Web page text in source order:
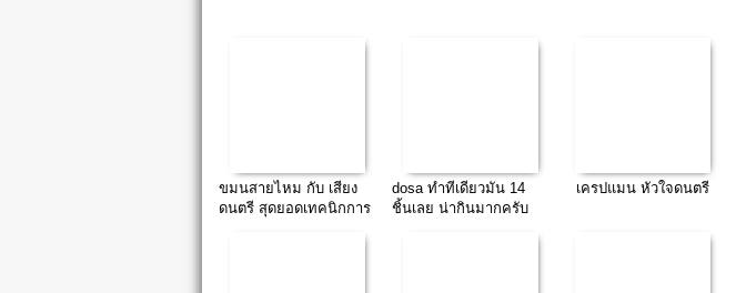
ขมนสายไหม กับ เสียง
ดนตรี สุดยอดเทคนิกการ
dosa ทำทีเดียวมัน 14
ชิ้นเลย น่ากินมากครับ
เครปแมน หัวใจดนตรี